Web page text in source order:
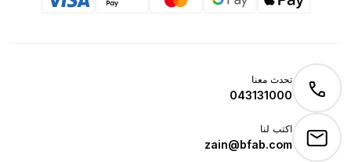
تحدث معنا
043131000
اكتب لنا
zain@bfab.com